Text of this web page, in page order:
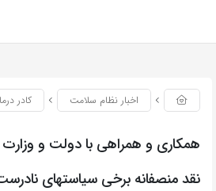
اخبار نظام سلامت کادر
همکاری و همراهی با دولت و وزارت
نقد منصفانه برخی سیاستهای